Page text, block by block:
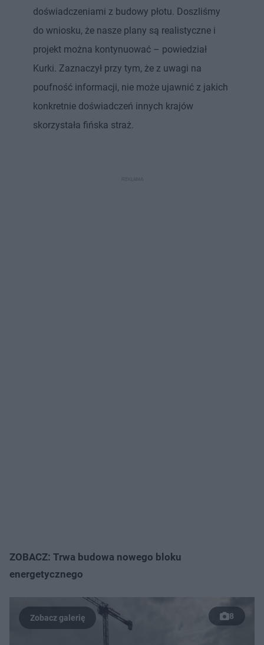
doświadczeniami z budowy płotu. Doszliśmy
do wniosku, że nasze plany są realistyczne i
projekt można kontynuować – powiedział
Kurki. Zaznaczył przy tym, że z uwagi na
poufność informacji, nie może ujawnić z jakich
konkretnie doświadczeń innych krajów
skorzystała fińska straż.
ZOBACZ: Trwa budowa nowego bloku
energetycznego
8